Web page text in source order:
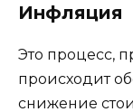
Инфляция
Это процесс,
происходит
снижение